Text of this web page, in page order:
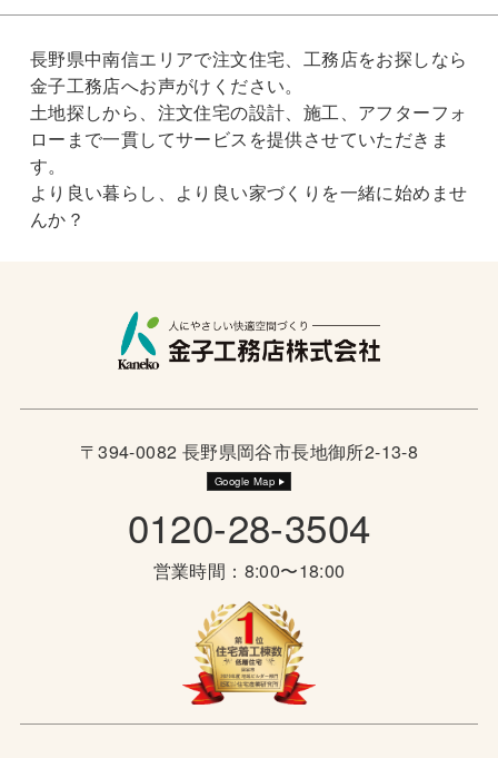
長野県中南信エリアで注文住宅、工務店をお探しなら
金子工務店へお声がけください。
土地探しから、注文住宅の設計、施工、アフターフォ
ローまで一貫してサービスを提供させていただきま
す。
より良い暮らし、より良い家づくりを一緒に始めませ
んか？
〒394-0082 長野県岡谷市長地御所2-13-8
Google Map
0120-28-3504
営業時間：8:00〜18:00